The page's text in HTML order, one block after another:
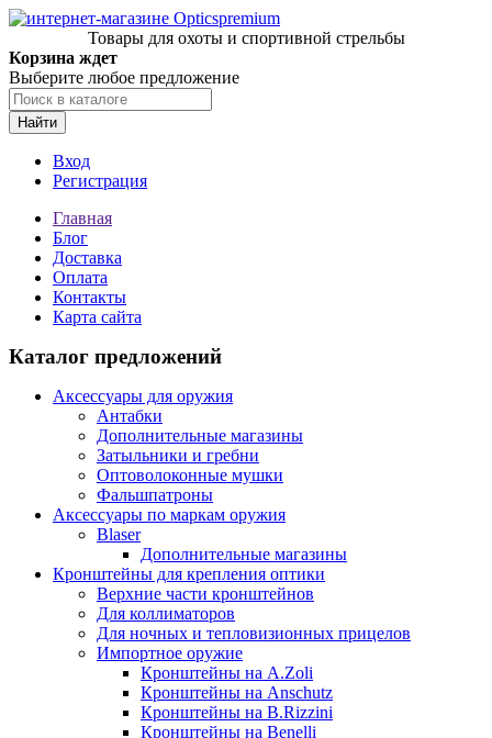
Товары для охоты и спортивной стрельбы
Корзина ждет
Выберите любое предложение
Найти
Вход
Регистрация
Главная
Блог
Доставка
Оплата
Контакты
Карта сайта
Каталог предложений
Аксессуары для оружия
Антабки
Дополнительные магазины
Затыльники и гребни
Оптоволоконные мушки
Фальшпатроны
Аксессуары по маркам оружия
Blaser
Дополнительные магазины
Кронштейны для крепления оптики
Верхние части кронштейнов
Для коллиматоров
Для ночных и тепловизионных прицелов
Импортное оружие
Кронштейны на A.Zoli
Кронштейны на Anschutz
Кронштейны на B.Rizzini
Кронштейны на Benelli